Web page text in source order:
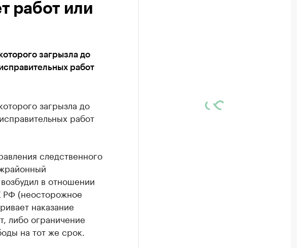
работ или
загрызла до
работ
загрызла до
работ
следственного
в отношении
РФ (неосторожное
наказание
либо ограничение
на тот же срок.